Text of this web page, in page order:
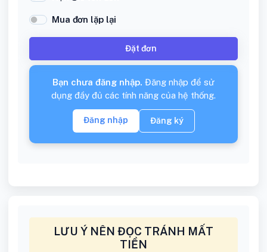
Mua đơn lặp lại
Đặt đơn
Bạn chưa đăng nhập. Đăng nhập để sử
dụng đầy đủ các tính năng của hệ thống.
Đăng nhập Đăng ký
LƯU Ý NÊN ĐỌC TRÁNH MẤT
TIỀN